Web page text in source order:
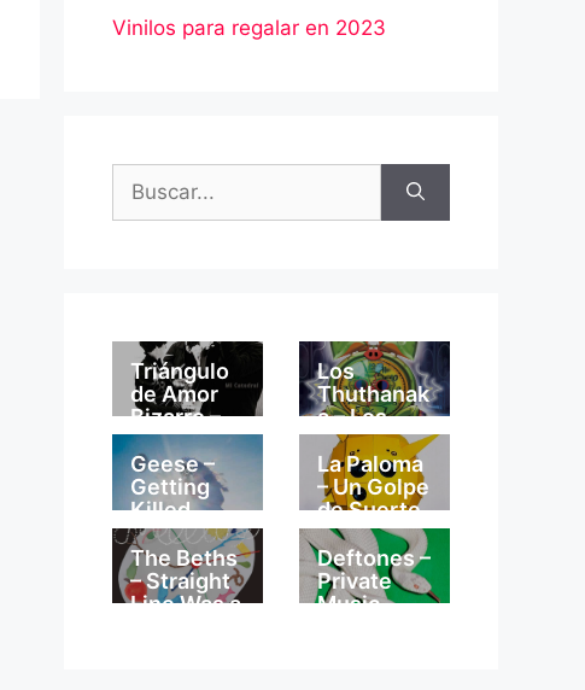
Vinilos para regalar en 2023
Triángulo
de Amor
Bizarro –
Mi
Catedral
Los
Thuthanak
a – Los
Thuthanak
a
Geese –
Getting
Killed
La Paloma
– Un Golpe
de Suerte
The Beths
– Straight
Line Was a
Deftones –
Private
Music